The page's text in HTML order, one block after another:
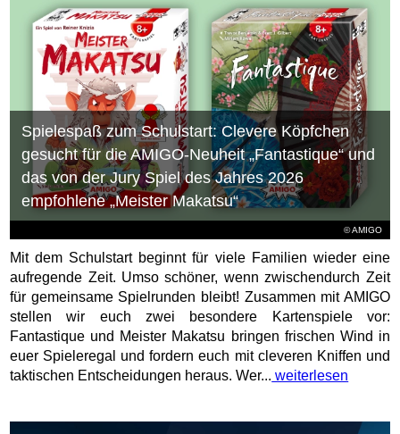
© AMIGO
Spielespaß zum Schulstart: Clevere Köpfchen
gesucht für die AMIGO-Neuheit „Fantastique“ und
das von der Jury Spiel des Jahres 2026
empfohlene „Meister Makatsu“
Mit dem Schulstart beginnt für viele Familien wieder eine
aufregende Zeit. Umso schöner, wenn zwischendurch Zeit
für gemeinsame Spielrunden bleibt! Zusammen mit AMIGO
stellen wir euch zwei besondere Kartenspiele vor:
Fantastique und Meister Makatsu bringen frischen Wind in
euer Spieleregal und fordern euch mit cleveren Kniffen und
taktischen Entscheidungen heraus. Wer... weiterlesen